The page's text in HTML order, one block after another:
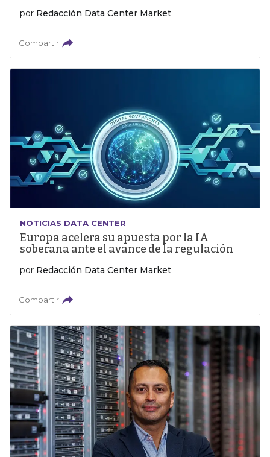
por Redacción Data Center Market
Compartir
NOTICIAS DATA CENTER
Europa acelera su apuesta por la IA
soberana ante el avance de la regulación
por Redacción Data Center Market
Compartir